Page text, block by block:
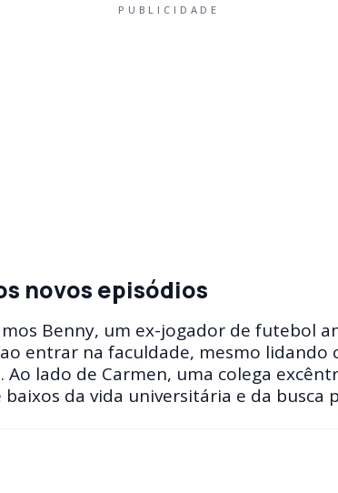
PUBLICIDADE
novos episódios
Benny, um ex-jogador de futebol
entrar na faculdade, mesmo
Ao lado de Carmen, uma colega
da vida universitária e da busca